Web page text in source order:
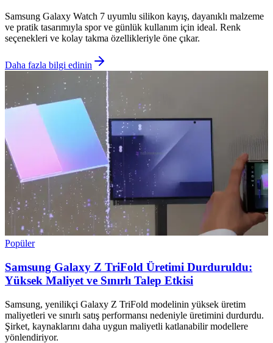
Samsung Galaxy Watch 7 uyumlu silikon kayış, dayanıklı malzeme
ve pratik tasarımıyla spor ve günlük kullanım için ideal. Renk
seçenekleri ve kolay takma özellikleriyle öne çıkar.
Daha fazla bilgi edinin
Popüler
Samsung Galaxy Z TriFold Üretimi Durduruldu:
Yüksek Maliyet ve Sınırlı Talep Etkisi
Samsung, yenilikçi Galaxy Z TriFold modelinin yüksek üretim
maliyetleri ve sınırlı satış performansı nedeniyle üretimini durdurdu.
Şirket, kaynaklarını daha uygun maliyetli katlanabilir modellere
yönlendiriyor.